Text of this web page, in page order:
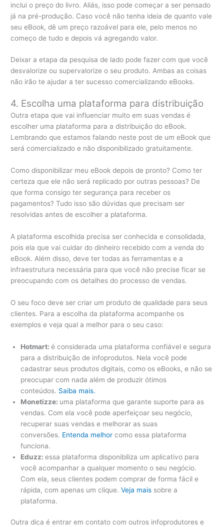
inclui o preço do livro. Aliás, isso pode começar a ser pensado
já na pré-produção. Caso você não tenha ideia de quanto vale
seu eBook, dê um preço razoável para ele, pelo menos no
começo de tudo e depois vá agregando valor.
Deixar a etapa da pesquisa de lado pode fazer com que você
desvalorize ou supervalorize o seu produto. Ambas as coisas
não irão te ajudar a ter sucesso comercializando eBooks.
4. Escolha uma plataforma para distribuição
Outra etapa que vai influenciar muito em suas vendas é
escolher uma plataforma para a distribuição do eBook.
Lembrando que estamos falando neste post de um eBook que
será comercializado e não disponibilizado gratuitamente.
Como disponibilizar meu eBook depois de pronto? Como ter
certeza que ele não será replicado por outras pessoas? De
que forma consigo ter segurança para receber os
pagamentos? Tudo isso são dúvidas que precisam ser
resolvidas antes de escolher a plataforma.
A plataforma escolhida precisa ser conhecida e consolidada,
pois ela que vai cuidar do dinheiro recebido com a venda do
eBook. Além disso, deve ter todas as ferramentas e a
infraestrutura necessária para que você não precise ficar se
preocupando com os detalhes do processo de vendas.
O seu foco deve ser criar um produto de qualidade para seus
clientes. Para a escolha da plataforma acompanhe os
exemplos e veja qual a melhor para o seu caso:
Hotmart:é considerada uma plataforma confiável e segura
para a distribuição de infoprodutos. Nela você pode
cadastrar seus produtos digitais, como os eBooks, e não se
preocupar com nada além de produzir ótimos
conteúdos. Saiba mais.
Monetizze: uma plataforma que garante suporte para as
vendas. Com ela você pode aperfeiçoar seu negócio,
recuperar suas vendas e melhorar as suas
conversões. Entenda melhor como essa plataforma
funciona.
Eduzz:essa plataforma disponibiliza um aplicativo para
você acompanhar a qualquer momento o seu negócio.
Com ela, seus clientes podem comprar de forma fácil e
rápida, com apenas um clique.Veja mais sobre a
plataforma.
Outra dica é entrar em contato com outros infoprodutores e